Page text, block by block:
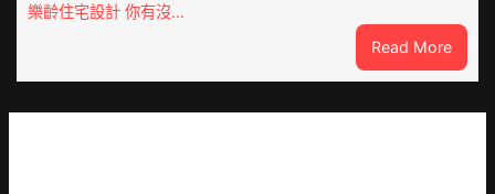
疫
情
防
初
次
公
樂齡住宅設計 你有沒…
Read More:
意